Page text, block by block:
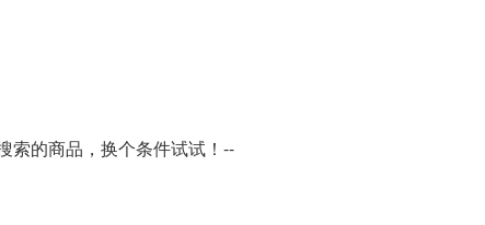
索的商品，换个条件试试！--